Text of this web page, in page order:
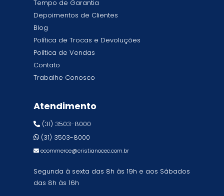
Tempo de Garantia
Depoimentos de Clientes
Blog
Política de Trocas e Devoluções
Política de Vendas
Contato
Trabalhe Conosco
Atendimento
(31) 3503-8000
(31) 3503-8000
ecommerce@cristianocec.com.br
Segunda à sexta das 8h às 19h e aos Sábados
das 8h às 16h